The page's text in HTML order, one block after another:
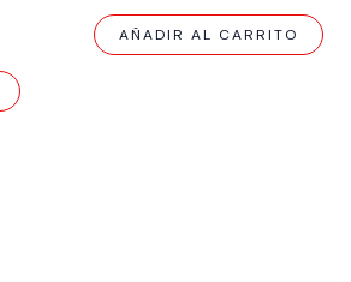
AÑADIR AL CARRITO